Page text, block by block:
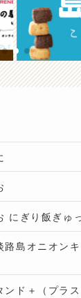
にぎり飯ぎゅ
路島オニオン
ド＋（プラス